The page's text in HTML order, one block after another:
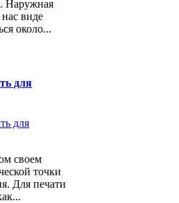
Наружная
виде
около...
для
своем
точки
Для печати